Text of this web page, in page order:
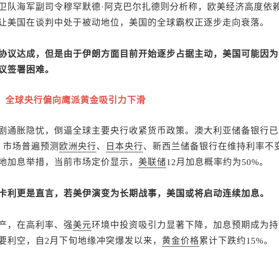
队海军副司令穆罕默德·阿克巴尔扎德则分析称，欧美经济高度依
美国在谈判中处于被动地位，美国的全球霸权正逐步走向衰落。
议达成，但是由于伊朗方面目前开始逐步占据主动，美国可能因为
签署困难。
全球央行偏向鹰派黄金吸引力下滑
通胀隐忧，倒逼全球主要央行收紧货币政策。澳大利亚储备银行已
场普遍预测 欧洲央行、 日本央行、新西兰储备银行在维持利率不
加息举措，当前市场定价显示， 美联储12月加息概率约为50%。
利更是直言，若美伊演变为长期战事，美国或将启动连续加息。
，在高利率、强美元环境中投资吸引力显著下降，加息预期成为持
利空，自2月下旬地缘冲突爆发以来， 黄金价格累计下跌约15%。